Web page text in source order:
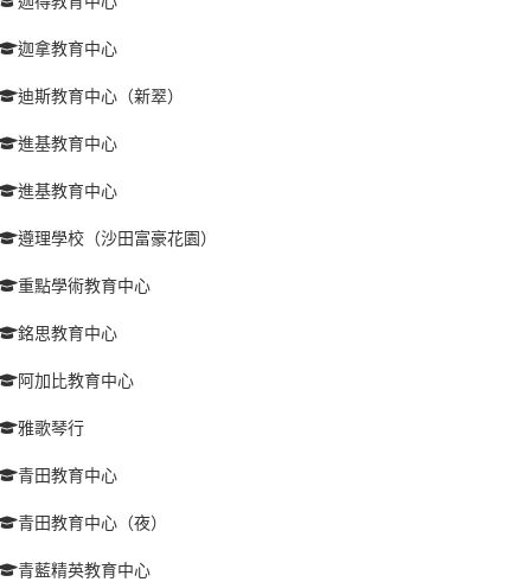
迦拿教育中心
迪斯教育中心（新翠）
進基教育中心
進基教育中心
遵理學校（沙田富豪花園）
重點學術教育中心
銘思教育中心
阿加比教育中心
雅歌琴行
青田教育中心
青田教育中心（夜）
青藍精英教育中心